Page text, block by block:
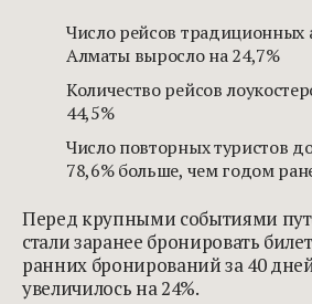
Число рейсов традиционных
Алматы выросло на 24,7%
Количество рейсов
44,5%
Число повторных туристов
78,6% больше, чем годом
Перед крупными событиями
стали заранее бронировать
ранних бронирований за 40
увеличилось на 24%.